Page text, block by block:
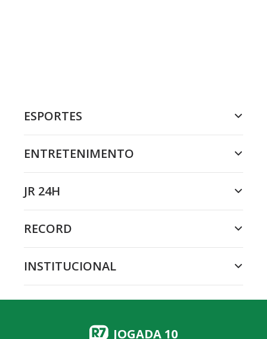
ESPORTES
ENTRETENIMENTO
JR 24H
RECORD
INSTITUCIONAL
JOGADA 10